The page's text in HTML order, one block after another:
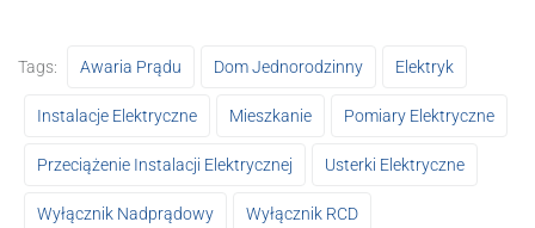
Tags: Awaria Prądu Dom Jednorodzinny Elektryk
Instalacje Elektryczne Mieszkanie Pomiary Elektryczne
Przeciążenie Instalacji Elektrycznej Usterki Elektryczne
Wyłącznik Nadprądowy Wyłącznik RCD